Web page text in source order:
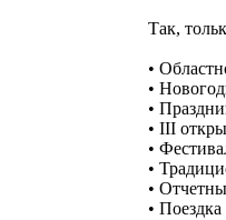
Так,
•
•
•
• III
•
•
•
•